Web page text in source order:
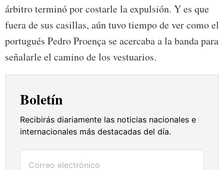
árbitro terminó por costarle la expulsión. Y es que
fuera de sus casillas, aún tuvo tiempo de ver como el
portugués Pedro Proença se acercaba a la banda para
señalarle el camino de los vestuarios.
Boletín
Recibirás diariamente las noticias nacionales e
internacionales más destacadas del día.